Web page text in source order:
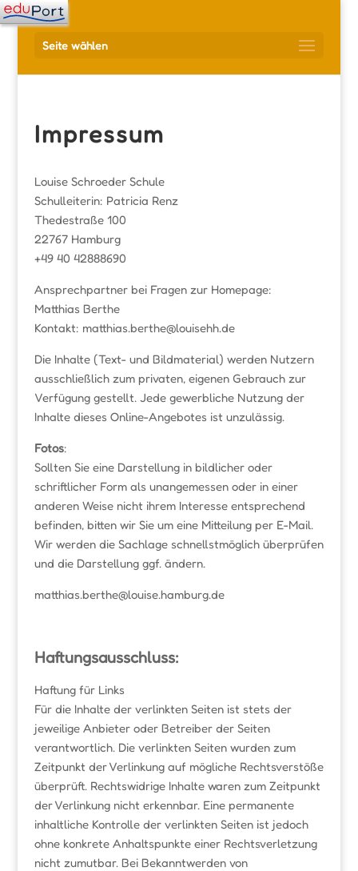
Seite wählen
Impressum
Louise Schroeder Schule
Schulleiterin: Patricia Renz
Thedestraße 100
22767 Hamburg
+49 40 42888690
Ansprechpartner bei Fragen zur Homepage:
Matthias Berthe
Kontakt: matthias.berthe@louisehh.de
Die Inhalte (Text- und Bildmaterial) werden Nutzern
ausschließlich zum privaten, eigenen Gebrauch zur
Verfügung gestellt. Jede gewerbliche Nutzung der
Inhalte dieses Online-Angebotes ist unzulässig.
Fotos:
Sollten Sie eine Darstellung in bildlicher oder
schriftlicher Form als unangemessen oder in einer
anderen Weise nicht ihrem Interesse entsprechend
befinden, bitten wir Sie um eine Mitteilung per E-Mail.
Wir werden die Sachlage schnellstmöglich überprüfen
und die Darstellung ggf. ändern.
matthias.berthe@louise.hamburg.de
Haftungsausschluss:
Haftung für Links
Für die Inhalte der verlinkten Seiten ist stets der
jeweilige Anbieter oder Betreiber der Seiten
verantwortlich. Die verlinkten Seiten wurden zum
Zeitpunkt der Verlinkung auf mögliche Rechtsverstöße
überprüft. Rechtswidrige Inhalte waren zum Zeitpunkt
der Verlinkung nicht erkennbar. Eine permanente
inhaltliche Kontrolle der verlinkten Seiten ist jedoch
ohne konkrete Anhaltspunkte einer Rechtsverletzung
nicht zumutbar. Bei Bekanntwerden von